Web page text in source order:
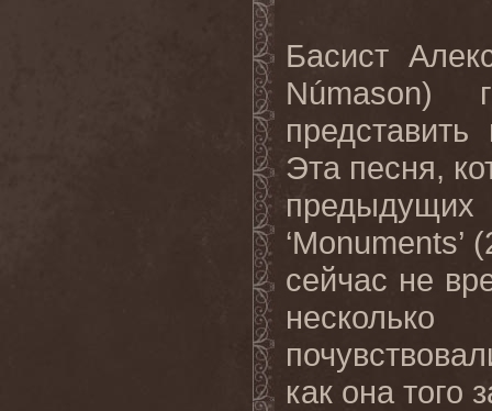
Басист
Númason)
Эта песня,
сейчас не
как она того